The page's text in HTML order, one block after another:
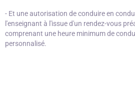
- Et une autorisation de conduire en
l'enseignant à l'issue d'un rendez-vous
comprenant une heure minimum de
personnalisé.